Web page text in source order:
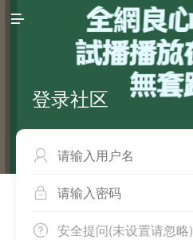

登录社区


 安全提问(未设置请忽略)